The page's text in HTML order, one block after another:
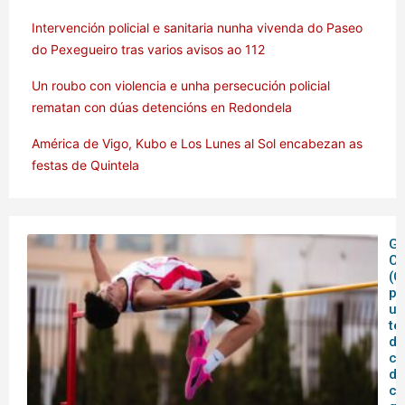
Intervención policial e sanitaria nunha vivenda do Paseo
do Pexegueiro tras varios avisos ao 112
Un roubo con violencia e unha persecución policial
rematan con dúas detencións en Redondela
América de Vigo, Kubo e Los Lunes al Sol encabezan as
festas de Quintela
de